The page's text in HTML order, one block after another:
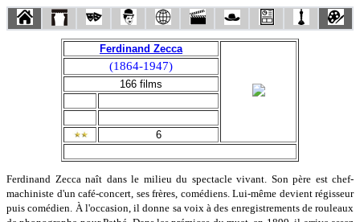
Ferdinand Zecca
(1864-1947)
166 films
6
Ferdinand Zecca naît dans le milieu du spectacle vivant. Son père est chef-
machiniste d'un café-concert, ses frères, comédiens. Lui-même devient régisseur
puis comédien. À l'occasion, il donne sa voix à des enregistrements de rouleaux